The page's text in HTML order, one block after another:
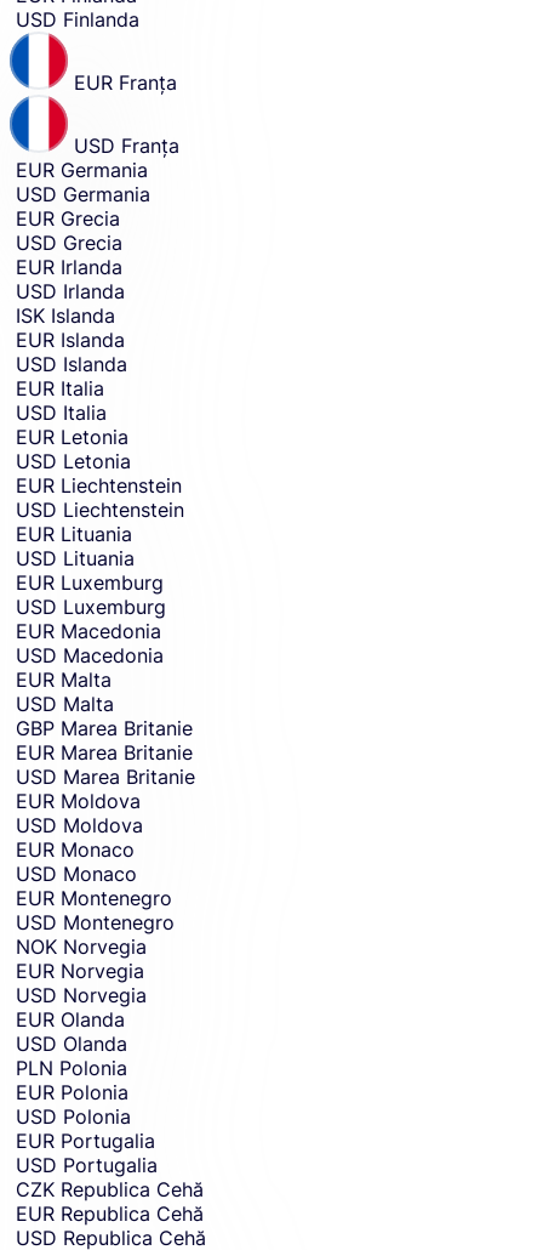
USD Finlanda
EUR Franţa
USD Franţa
EUR Germania
USD Germania
EUR Grecia
USD Grecia
EUR Irlanda
USD Irlanda
ISK Islanda
EUR Islanda
USD Islanda
EUR Italia
USD Italia
EUR Letonia
USD Letonia
EUR Liechtenstein
USD Liechtenstein
EUR Lituania
USD Lituania
EUR Luxemburg
USD Luxemburg
EUR Macedonia
USD Macedonia
EUR Malta
USD Malta
GBP Marea Britanie
EUR Marea Britanie
USD Marea Britanie
EUR Moldova
USD Moldova
EUR Monaco
USD Monaco
EUR Montenegro
USD Montenegro
NOK Norvegia
EUR Norvegia
USD Norvegia
EUR Olanda
USD Olanda
PLN Polonia
EUR Polonia
USD Polonia
EUR Portugalia
USD Portugalia
CZK Republica Cehă
EUR Republica Cehă
USD Republica Cehă